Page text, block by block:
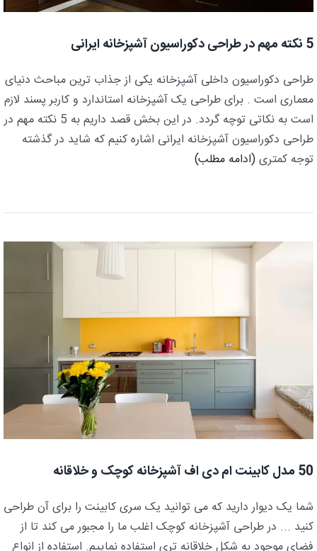
5 نکته مهم در طراحی دکوراسیون آشپزخانه ایرانی
طراحی دکوراسیون داخلی آشپزخانه یکی از جذاب ترین مباحث دنیای
معماری است . برای طراحی یک آشپزخانه استاندارد و کاربر پسند لازم
است به نکاتی توچه گردد. در این بخش قصد داریم به 5 نکته مهم در
طراحی دکوراسیون آشپزخانه ایرانی اشاره کنیم که شاید در گذشته
توجه کمتری(ادامه مطلب)
50 مدل کابینت ام دی اف آشپزخانه کوچک و خلاقانه
شما یک دیوار دارید که می توانید یک سری کابینت را برای آن طراحی
کنید ... در طراحی آشپزخانه کوچک اغلب ما را مجبور می کند تا از
فضای موجود به شکل خلاقانه تری استفاده نماییم. استفاده از انواع